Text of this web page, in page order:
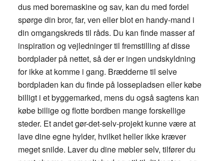
dus med boremaskine og sav, kan du med fordel
spørge din bror, far, ven eller blot en handy-mand i
din omgangskreds til råds. Du kan finde masser af
inspiration og vejledninger til fremstilling af disse
bordplader på nettet, så der er ingen undskyldning
for ikke at komme i gang. Brædderne til selve
bordpladen kan du finde på lossepladsen eller købe
billigt i et byggemarked, mens du også sagtens kan
købe billige og flotte bordben mange forskellige
steder. Et andet gør-det-selv-projekt kunne være at
lave dine egne hylder, hvilket heller ikke kræver
meget snilde. Laver du dine møbler selv, tilfører du